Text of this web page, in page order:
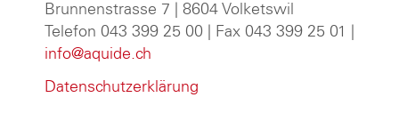
Brunnenstrasse 7 | 8604 Volketswil
Telefon 043 399 25 00 | Fax 043 399 25 01 |
info@aquide.ch
Datenschutzerklärung